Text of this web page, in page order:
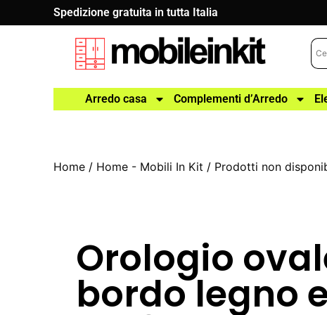
Spedizione gratuita in tutta Italia
Arredo casa Complementi d’Arredo
Home / Home - Mobili In Kit / Prodotti non
Orologio
bordo legno